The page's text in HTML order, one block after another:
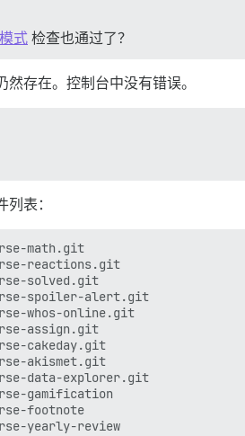
式 检查也通过了？
存在。控制台中没有错误。
表：
math.git
reactions.git
solved.git
spoiler-alert.git
whos-online.git
assign.git
cakeday.git
akismet.git
data-explorer.git
gamification
footnote
yearly-review